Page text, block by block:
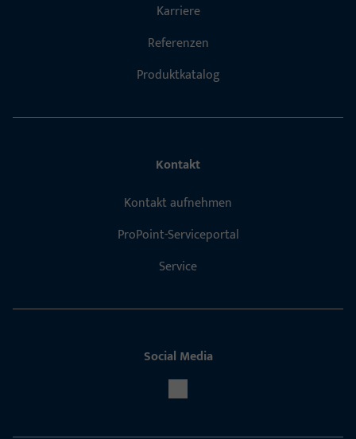
Karriere
Referenzen
Produktkatalog
Kontakt
Kontakt aufnehmen
ProPoint-Serviceportal
Service
Social Media